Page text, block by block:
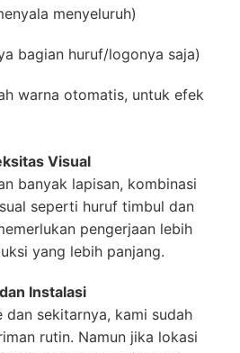
menyeluruh)
bagian huruf/logonya saja)
warna otomatis, untuk efek
Visual
banyak lapisan, kombinasi
seperti huruf timbul dan
pengerjaan lebih
yang lebih panjang.
Instalasi
dan sekitarnya, kami sudah
rutin. Namun jika lokasi